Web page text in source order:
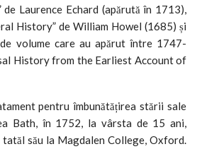
de Laurence Echard (apărută în 1713),
History” de William Howel (1685) și
volume care au apărut între 1747-
History from the Earliest Account of
pentru îmbunătățirea stării sale
Bath, în 1752, la vârsta de 15 ani,
său la Magdalen College, Oxford.